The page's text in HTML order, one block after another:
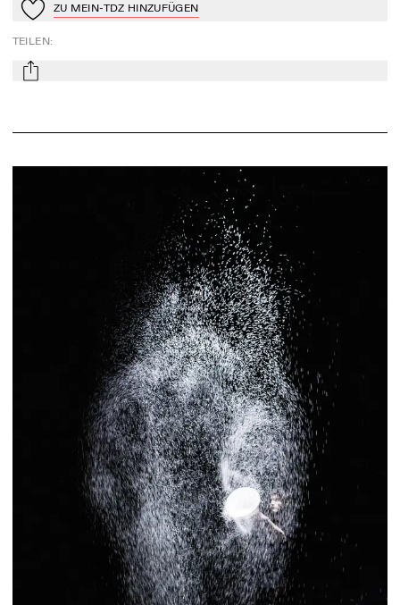
Zu Mein-TdZ hinzufügen
ZU MEIN-TDZ HINZUFÜGEN
TEILEN:
mail